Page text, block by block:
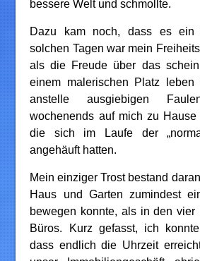
bessere Welt und schmollte.
Dazu kam noch, dass es ein
solchen Tagen war mein
als die Freude über das
einem malerischen Platz leben
anstelle ausgiebigen
wochenends auf mich zu Hause
die sich im Laufe der
angehäuft hatten.
Mein einziger Trost bestand
Haus und Garten zumindest
bewegen konnte, als in den vier
Büros. Kurz gefasst, ich
dass endlich die Uhrzeit